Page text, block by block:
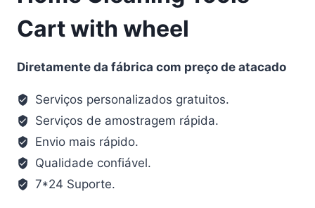
Cart with wheel
Diretamente da fábrica com preço de atacado
Serviços personalizados gratuitos.
Serviços de amostragem rápida.
Envio mais rápido.
Qualidade confiável.
7*24 Suporte.